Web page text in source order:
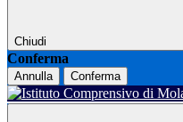
Chiudi
Conferma
Annulla Conferma